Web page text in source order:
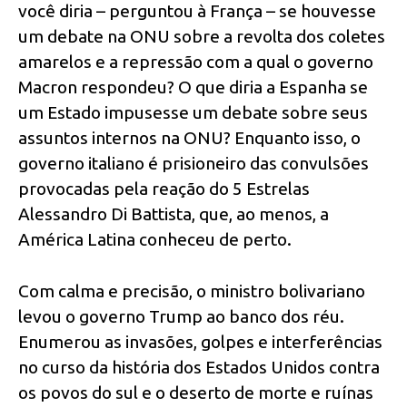
você diria – perguntou à França – se houvesse
um debate na ONU sobre a revolta dos coletes
amarelos e a repressão com a qual o governo
Macron respondeu? O que diria a Espanha se
um Estado impusesse um debate sobre seus
assuntos internos na ONU? Enquanto isso, o
governo italiano é prisioneiro das convulsões
provocadas pela reação do 5 Estrelas
Alessandro Di Battista, que, ao menos, a
América Latina conheceu de perto.
Com calma e precisão, o ministro bolivariano
levou o governo Trump ao banco dos réu.
Enumerou as invasões, golpes e interferências
no curso da história dos Estados Unidos contra
os povos do sul e o deserto de morte e ruínas